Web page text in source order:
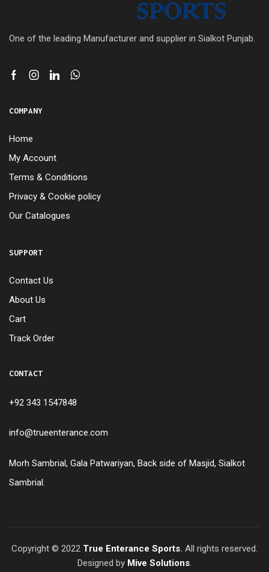
One of the leading Manufacturer and supplier in Sialkot Punjab.
COMPANY
Home
My Account
Terms & Conditions
Privacy & Cookie policy
Our Catalogues
SUPPORT
Contact Us
About Us
Cart
Track Order
CONTACT
+92 343 1547848
info@trueenterance.com
Morh Sambrial, Gala Patwariyan, Back side of Masjid, Sialkot
Sambrial.
Copyright © 2022 True Enterance Sports. All rights reserved.
Designed by Mive Solutions.